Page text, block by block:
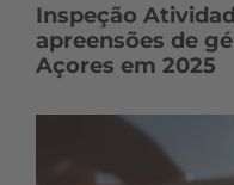
Inspeção
apreensões de
Açores em 2025